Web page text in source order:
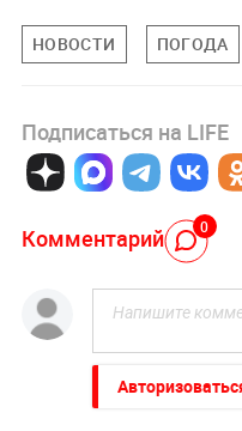
НОВОСТИ ПОГОДА
Подписаться на LIFE
Комментарий 0